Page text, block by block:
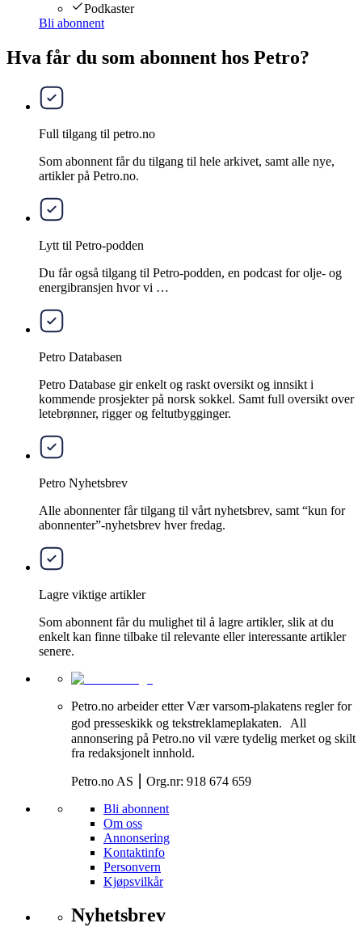
Podkaster
Bli abonnent
Hva får du som abonnent hos Petro?
Full tilgang til petro.no
Som abonnent får du tilgang til hele arkivet, samt alle nye,
artikler på Petro.no.
Lytt til Petro-podden
Du får også tilgang til Petro-podden, en podcast for olje- og
energibransjen hvor vi …
Petro Databasen
Petro Database gir enkelt og raskt oversikt og innsikt i
kommende prosjekter på norsk sokkel. Samt full oversikt over
letebrønner, rigger og feltutbygginger.
Petro Nyhetsbrev
Alle abonnenter får tilgang til vårt nyhetsbrev, samt “kun for
abonnenter”-nyhetsbrev hver fredag.
Lagre viktige artikler
Som abonnent får du mulighet til å lagre artikler, slik at du
enkelt kan finne tilbake til relevante eller interessante artikler
senere.
Petro.no arbeider etter Vær varsom-plakatens regler for
god presseskikk og tekstreklameplakaten. All
annonsering på Petro.no vil være tydelig merket og skilt
fra redaksjonelt innhold.
Petro.no AS ⎮ Org.nr: 918 674 659
Bli abonnent
Om oss
Annonsering
Kontaktinfo
Personvern
Kjøpsvilkår
Nyhetsbrev